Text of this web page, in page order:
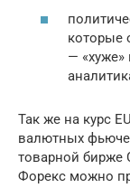
которые
— «хуже»
Так же на курс
валютных
товарной бирже
Форекс можно